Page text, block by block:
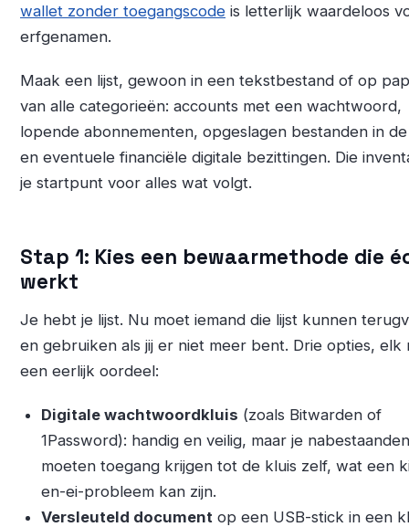
wallet zonder toegangscode is letterlijk waardeloos
erfgenamen.
Maak een lijst, gewoon in een tekstbestand of op
van alle categorieën: accounts met een wachtwoord,
lopende abonnementen, opgeslagen bestanden in
en eventuele financiële digitale bezittingen. Die
je startpunt voor alles wat volgt.
Stap 1: Kies een bewaarmethode die
werkt
Je hebt je lijst. Nu moet iemand die lijst kunnen
en gebruiken als jij er niet meer bent. Drie opties, elk
een eerlijk oordeel:
Digitale wachtwoordkluis (zoals Bitwarden of
1Password): handig en veilig, maar je
moeten toegang krijgen tot de kluis zelf, wat een
en-ei-probleem kan zijn.
Versleuteld document op een USB-stick in een